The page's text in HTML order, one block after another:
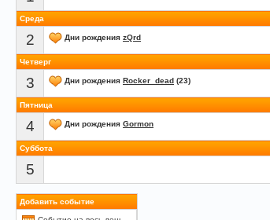
Среда
2 Дни рождения zQrd
Четверг
3 Дни рождения Rocker_dead (23)
Пятница
4 Дни рождения Gormon
Суббота
5
Добавить событие